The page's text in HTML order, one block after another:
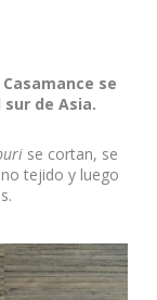
se
de Asia.
se cortan, se
tejido y luego